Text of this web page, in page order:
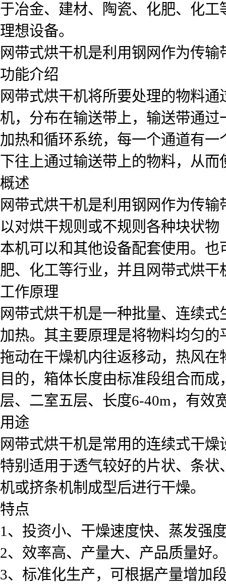
于冶金、建材、陶瓷、化肥、化
理想设备。
网带式烘干机是利用钢网作为传
功能介绍
网带式烘干机将所要处理的物料
机，分布在输送带上，输送带通
加热和循环系统，每一个通道有
下往上通过输送带上的物料，从而
概述
网带式烘干机是利用钢网作为传
以对烘干规则或不规则各种块状
本机可以和其他设备配套使用。
肥、化工等行业，并且网带式烘
工作原理
网带式烘干机是一种批量、连续
加热。其主要原理是将物料均匀
拖动在干燥机内往返移动，热风
目的，箱体长度由标准段组合而
层、二室五层、长度6-40m，有效
用途
网带式烘干机是常用的连续式干
特别适用于透气较好的片状、条
机或挤条机制成型后进行干燥。
特点
1、投资小、干燥速度快、蒸发强
2、效率高、产量大、产品质量好
3、标准化生产，可根据产量增加